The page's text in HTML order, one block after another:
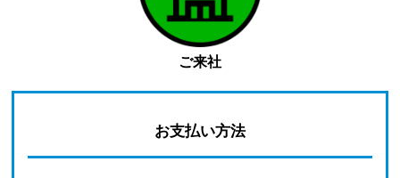
ご来社
お支払い方法